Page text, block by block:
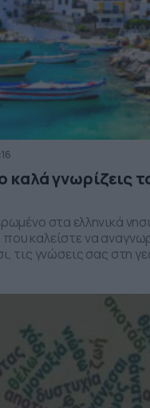
καλά γνωρίζεις
στα ελληνικά
καλείστε να
τις γνώσεις σας στη
νησιά;”] Πηγή